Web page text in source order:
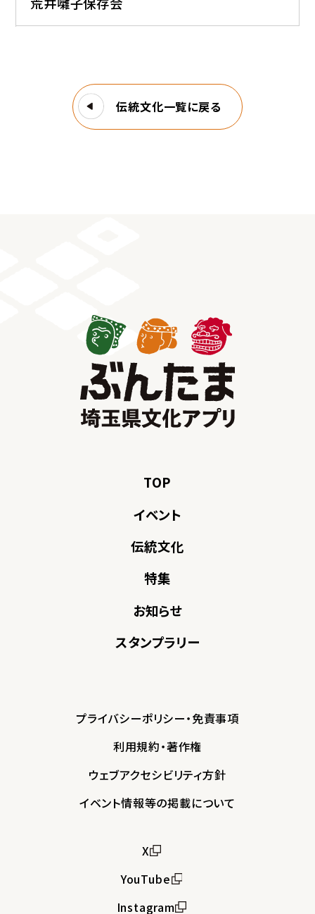
伝統文化一覧に戻る
TOP
イベント
伝統文化
特集
お知らせ
スタンプラリー
プライバシーポリシー・免責事項
利用規約・著作権
ウェブアクセシビリティ方針
イベント情報等の掲載について
X
YouTube
Instagram